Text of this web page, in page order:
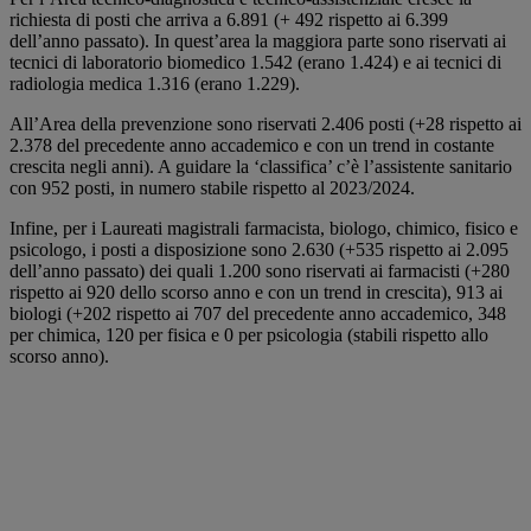
richiesta di posti che arriva a 6.891 (+ 492 rispetto ai 6.399
dell’anno passato). In quest’area la maggiora parte sono riservati ai
tecnici di laboratorio biomedico 1.542 (erano 1.424) e ai tecnici di
radiologia medica 1.316 (erano 1.229).
All’Area della prevenzione sono riservati 2.406 posti (+28 rispetto ai
2.378 del precedente anno accademico e con un trend in costante
crescita negli anni). A guidare la ‘classifica’ c’è l’assistente sanitario
con 952 posti, in numero stabile rispetto al 2023/2024.
Infine, per i Laureati magistrali farmacista, biologo, chimico, fisico e
psicologo, i posti a disposizione sono 2.630 (+535 rispetto ai 2.095
dell’anno passato) dei quali 1.200 sono riservati ai farmacisti (+280
rispetto ai 920 dello scorso anno e con un trend in crescita), 913 ai
biologi (+202 rispetto ai 707 del precedente anno accademico, 348
per chimica, 120 per fisica e 0 per psicologia (stabili rispetto allo
scorso anno).